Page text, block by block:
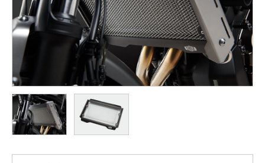
YZF-R7
YZF-R3
251~549
YZF-R15
AMT
550+
MT-
07
Y-
AMT
MT-
07
XSR
155
150
XMAX
NMAX
150
AUGUR
CYGNUS
X
125
FORCE
2.0
150
Vinoora
125
PW50
50
125
JOG
125